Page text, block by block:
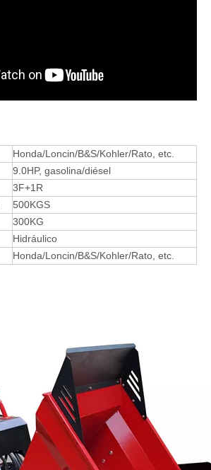
Honda/Loncin/B&S/Kohler/Rato, etc.
9.0HP, gasolina/diésel
3F+1R
500KGS
300KG
Hidráulico
Honda/Loncin/B&S/Kohler/Rato, etc.